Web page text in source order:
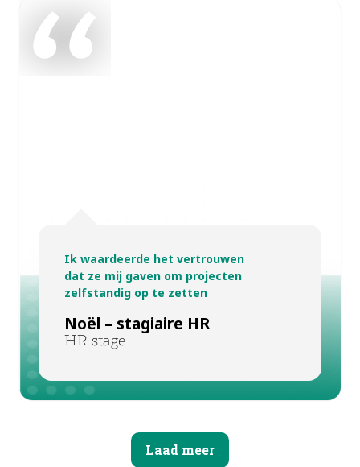
Ik waardeerde het vertrouwen
dat ze mij gaven om projecten
zelfstandig op te zetten
Noël – stagiaire HR
HR stage
Laad meer